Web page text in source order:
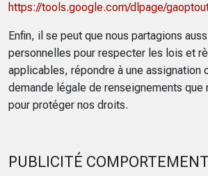
https://tools.google.com/dlpage/
Enfin, il se peut que nous partagions
personnelles pour respecter les lois et
applicables, répondre à une assignation
demande légale de renseignements que
pour protéger nos droits.
PUBLICITÉ